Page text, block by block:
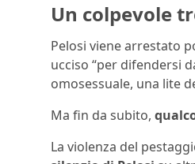
Un colpevole
Pelosi viene arrestato
ucciso “per difendersi
omosessuale, una lite
Ma fin da subito,
La violenza del